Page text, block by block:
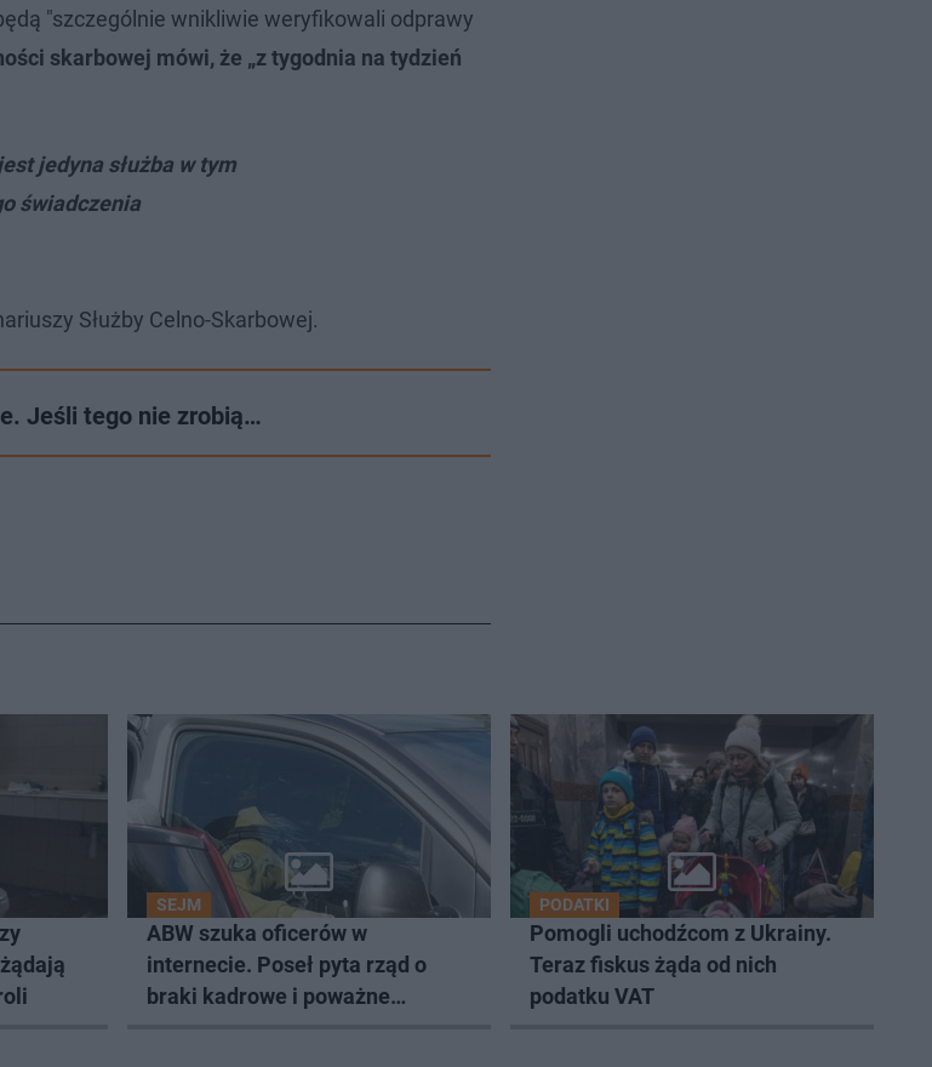
"szczególnie wnikliwie weryfikowali odprawy
skarbowej mówi, że „z tygodnia na tydzień
jedyna służba w tym
świadczenia
Służby Celno-Skarbowej.​
Jeśli tego nie zrobią…
SEJM
ABW szuka oficerów w
internecie. Poseł pyta rząd o
braki kadrowe i poważne
PODATKI
Pomogli uchodźcom z Ukrainy.
Teraz fiskus żąda od nich
podatku VAT